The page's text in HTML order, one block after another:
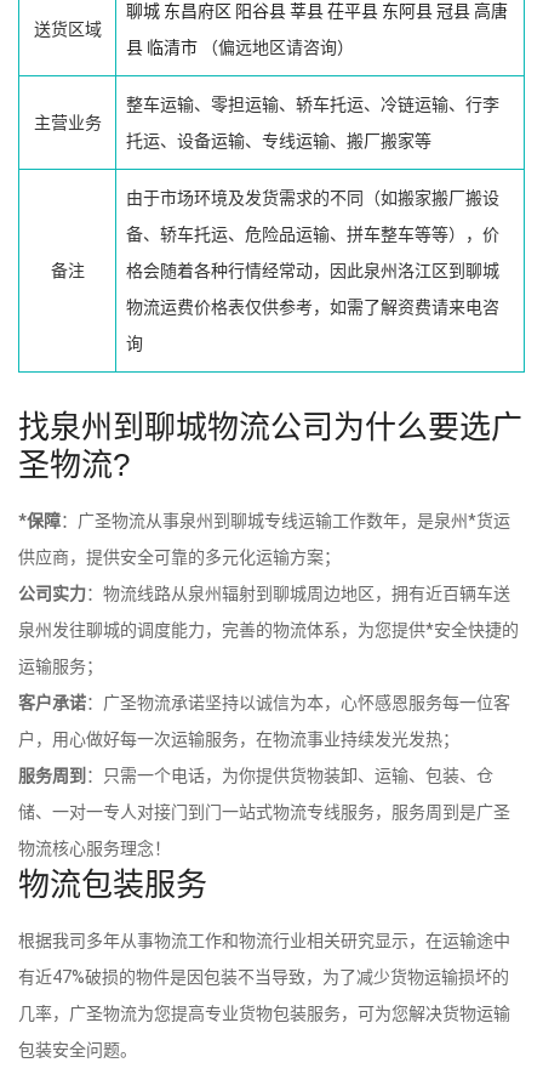
送货区域
聊城 东昌府区 阳谷县莘县茌平县 东阿县冠县高唐
县 临清市 （偏远地区请咨询）
主营业务
整车运输、零担运输、轿车托运、冷链运输、行李
托运、设备运输、专线运输、搬厂搬家等
备注
由于市场环境及发货需求的不同（如搬家搬厂搬设
备、轿车托运、危险品运输、拼车整车等等），价
格会随着各种行情经常动，因此泉州洛江区到聊城
物流运费价格表仅供参考，如需了解资费请来电咨
询
找泉州到聊城物流公司为什么要选广
圣物流?
*保障：广圣物流从事泉州到聊城专线运输工作数年，是泉州*货运
供应商，提供安全可靠的多元化运输方案；
公司实力：物流线路从泉州辐射到聊城周边地区，拥有近百辆车送
泉州发往聊城的调度能力，完善的物流体系，为您提供*安全快捷的
运输服务；
客户承诺：广圣物流承诺坚持以诚信为本，心怀感恩服务每一位客
户，用心做好每一次运输服务，在物流事业持续发光发热；
服务周到 ：只需一个电话，为你提供货物装卸、运输、包装、仓
储、一对一专人对接门到门一站式物流专线服务，服务周到是广圣
物流核心服务理念！
物流包装服务
根据我司多年从事物流工作和物流行业相关研究显示，在运输途中
有近47%破损的物件是因包装不当导致，为了减少货物运输损坏的
几率，广圣物流为您提高专业货物包装服务，可为您解决货物运输
包装安全问题。